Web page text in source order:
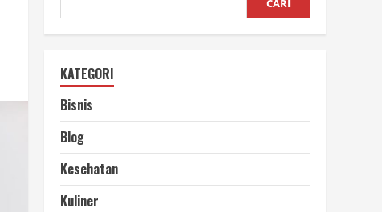
KATEGORI
Bisnis
Blog
Kesehatan
Kuliner